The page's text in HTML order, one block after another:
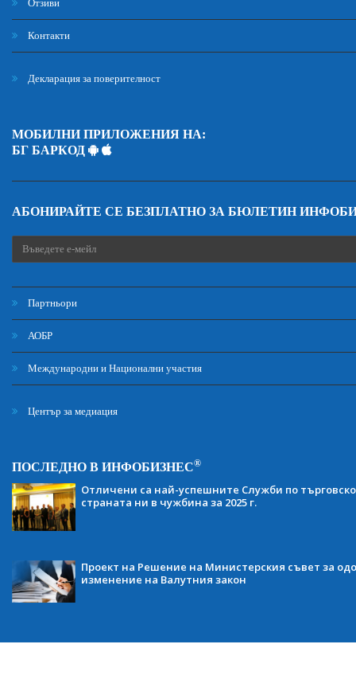
Отзиви
Контакти
Декларация за поверителност
МОБИЛНИ ПРИЛОЖЕНИЯ НА:
БГ БАРКОД
АБОНИРАЙТЕ СЕ БЕЗПЛАТНО ЗА БЮЛЕТИН
Партньори
АОБР
Международни и Национални участия
Център за медиация
ПОСЛЕДНО В ИНФОБИЗНЕС®
Отличени са най-успешните Служби по
страната ни в чужбина за 2025 г.
Проект на Решение на Министерския съвет за
изменение на Валутния закон